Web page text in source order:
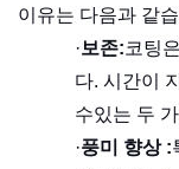
이유는 다음과 같
·보존:코팅
다. 시간이
수있는 두
·풍미 향상 :